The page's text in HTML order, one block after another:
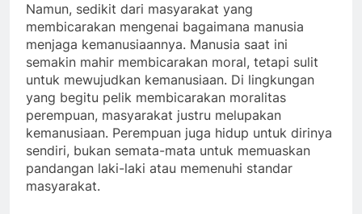
Namun, sedikit dari masyarakat yang
membicarakan mengenai bagaimana manusia
menjaga kemanusiaannya. Manusia saat ini
semakin mahir membicarakan moral, tetapi sulit
untuk mewujudkan kemanusiaan. Di lingkungan
yang begitu pelik membicarakan moralitas
perempuan, masyarakat justru melupakan
kemanusiaan. Perempuan juga hidup untuk dirinya
sendiri, bukan semata-mata untuk memuaskan
pandangan laki-laki atau memenuhi standar
masyarakat.